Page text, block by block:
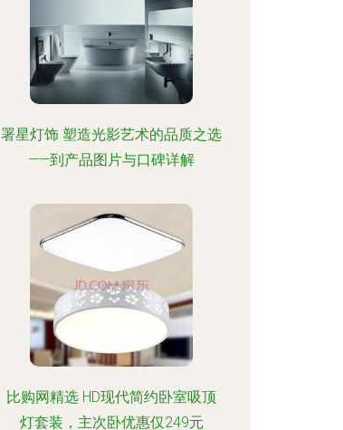
署星灯饰 塑造光影艺术的品质之选
——到产品图片与口碑详解
比购网精选 HD现代简约卧室吸顶
灯套装，主次卧优惠仅249元